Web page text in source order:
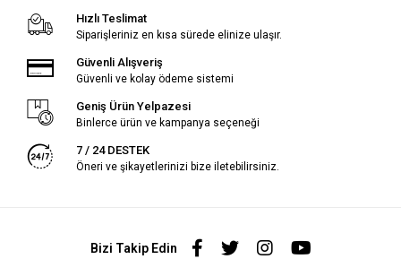
Hızlı Teslimat
Siparişleriniz en kısa sürede elinize ulaşır.
Güvenli Alışveriş
Güvenli ve kolay ödeme sistemi
Geniş Ürün Yelpazesi
Binlerce ürün ve kampanya seçeneği
7 / 24 DESTEK
Öneri ve şikayetlerinizi bize iletebilirsiniz.
Bizi Takip Edin